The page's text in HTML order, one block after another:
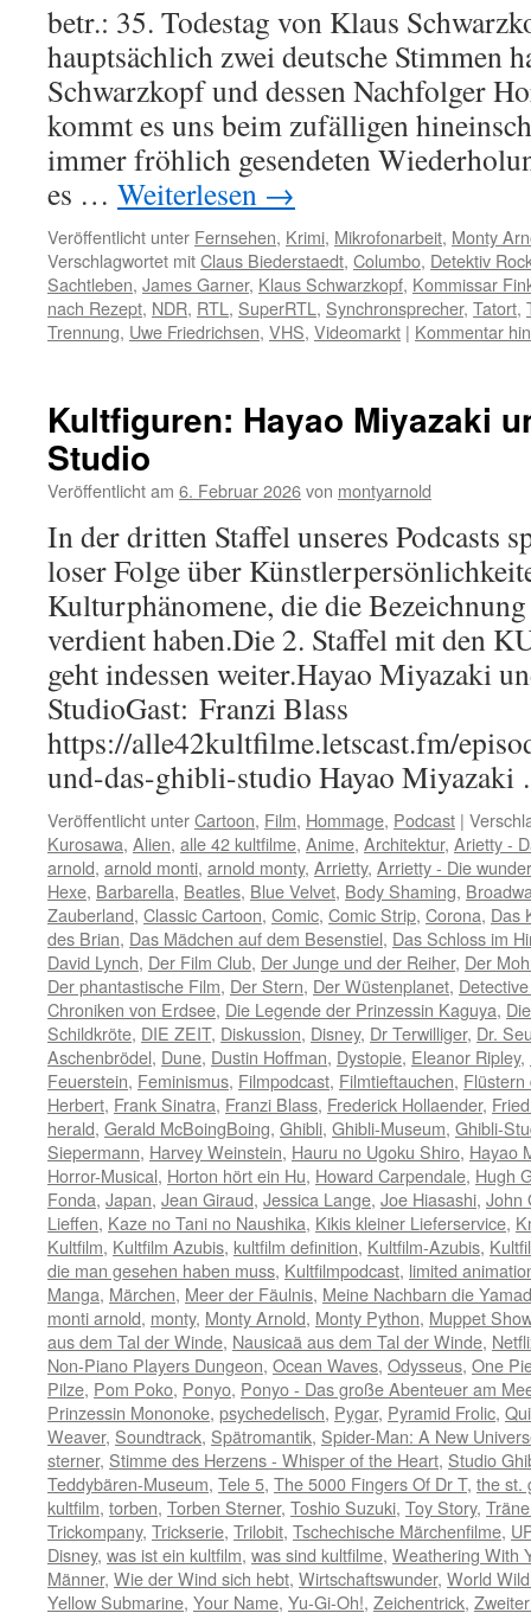
betr.: 35. Todestag von Klaus
hauptsächlich zwei deutsche Stimmen
Schwarzkopf und dessen Nachfolger
kommt es uns beim zufälligen
immer fröhlich gesendeten
es … Weiterlesen →
Veröffentlicht unter Fernsehen, Krimi, Mikrofonarbeit, Monty
Verschlagwortet mitClaus Biederstaedt, Columbo, Detektiv
Sachtleben, James Garner, Klaus Schwarzkopf, Kommissar
nach Rezept, NDR, RTL , SuperRTL , Synchronsprecher, Tatort,
Trennung, Uwe Friedrichsen, VHS, Videomarkt | Kommentar
Kultfiguren: Hayao Miyazaki
Studio
Veröffentlicht am 6. Februar 2026von montyarnold
In der dritten Staffel unseres Podcasts
loser Folge über
Kulturphänomene, die die
verdient haben.Die 2. Staffel mit den
geht indessen weiter.Hayao Miyazaki
StudioGast: Franzi Blass
https://alle42kultfilme.letscast.fm/
und-das-ghibli-studio Hayao
Veröffentlicht unterCartoon, Film, Hommage, Podcast |
Kurosawa, Alien, alle 42 kultfilme, Anime, Architektur, Arietty -
arnold, arnold monti, arnold monty, Arrietty, Arrietty - Die
Hexe, Barbarella, Beatles, Blue Velvet, Body Shaming,
Zauberland, Classic Cartoon, Comic, Comic Strip, Corona, Das
des Brian, Das Mädchen auf dem Besenstiel, Das Schloss im
David Lynch, Der Film Club, Der Junge und der Reiher, Der
Der phantastische Film, Der Stern, Der Wüstenplanet,
Chroniken von Erdsee, Die Legende der Prinzessin Kaguya,
Schildkröte, DIE ZEIT, Diskussion, Disney, Dr Terwilliger, Dr.
Aschenbrödel, Dune, Dustin Hoffman, Dystopie, Eleanor Ripley,
Feuerstein, Feminismus, Filmpodcast, Filmtieftauchen, Flüstern
Herbert, Frank Sinatra, Franzi Blass, Frederick Hollaender,
herald, Gerald McBoingBoing, Ghibli, Ghibli-Museum, Ghibli-
Siepermann, Harvey Weinstein, Hauru no Ugoku Shiro, Hayao
Horror-Musical, Horton hört ein Hu, Howard Carpendale, Hugh
Fonda, Japan, Jean Giraud, Jessica Lange, Joe Hiasashi, John
Lieffen, Kaze no Tani no Naushika, Kikis kleiner Lieferservice,
Kultfilm, Kultfilm Azubis, kultfilm definition, Kultfilm-Azubis,
die man gesehen haben muss, Kultfilmpodcast, limited
Manga, Märchen, Meer der Fäulnis, Meine Nachbarn die
monti arnold, monty, Monty Arnold, Monty Python, Muppet Show
aus dem Tal der Winde, Nausicaä aus dem Tal der Winde,
Non-Piano Players Dungeon, Ocean Waves, Odysseus, One
Pilze, Pom Poko, Ponyo, Ponyo - Das große Abenteuer am
Prinzessin Mononoke, psychedelisch, Pygar, Pyramid Frolic,
Weaver, Soundtrack, Spätromantik, Spider-Man: A New
sterner, Stimme des Herzens - Whisper of the Heart, Studio
Teddybären-Museum, Tele 5, The 5000 Fingers Of Dr T, the st.
kultfilm, torben, Torben Sterner, Toshio Suzuki, Toy Story,
Trickompany, Trickserie, Trilobit, Tschechische Märchenfilme,
Disney, was ist ein kultfilm, was sind kultfilme, Weathering With
Männer, Wie der Wind sich hebt, Wirtschaftswunder, World
Yellow Submarine, Your Name, Yu-Gi-Oh!, Zeichentrick,